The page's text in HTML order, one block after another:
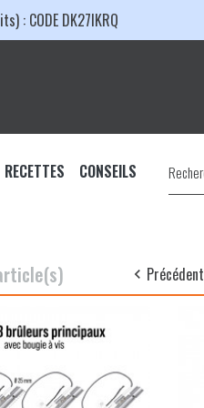
: CODE DK27IKRQ
RECETTES CONSEILS
 Précédent